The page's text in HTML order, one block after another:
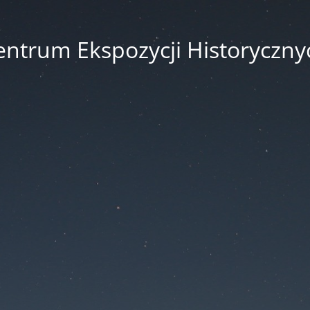
Ekspozycji